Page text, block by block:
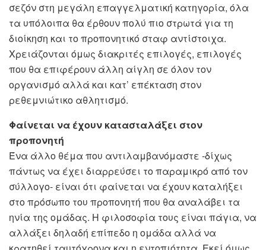
σεζόν στη μεγάλη επαγγελματική κατηγορία, όλα
τα υπόλοιπα θα έρθουν πολύ πιο στρωτά για τη
διοίκηση και το προπονητικό σταφ αντίστοιχα.
Χρειάζονται όμως διακριτές επιλογές, επιλογές
που θα επιφέρουν άλλη αίγλη σε όλον τον
οργανισμό αλλά και κατ’ επέκταση στον
ρεθεμνιώτικο αθλητισμό.
Φαίνεται να έχουν κατασταλάξει στον
προπονητή
Ένα άλλο θέμα που αντιλαμβανόμαστε -δίχως
πάντως να έχει διαρρεύσει το παραμικρό από τον
σύλλογο- είναι ότι φαίνεται να έχουν καταλήξει
στο πρόσωπο του προπονητή που θα αναλάβει τα
ηνία της ομάδας. Η φιλοσοφία τους είναι πάγια, να
αλλάξει δηλαδή επίπεδο η ομάδα αλλά να